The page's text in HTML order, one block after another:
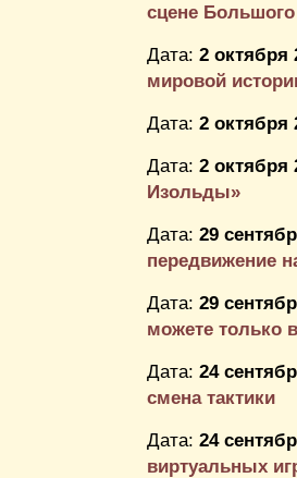
сцене Большого
Дата: 2 октября
мировой
Дата: 2 октября
Дата: 2 октября
Изольды»
Дата: 29
передвижение
Дата: 29
можете только
Дата: 24
смена тактики
Дата: 24
виртуальных